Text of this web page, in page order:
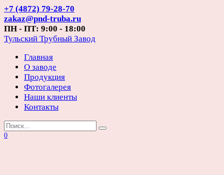
Перейти
к
содержанию
+7 (4872) 79-28-70
zakaz@pnd-truba.ru
ПН - ПТ: 9:00 - 18:00
Тульский Трубный Завод
Главная
О заводе
Продукция
Фотогалерея
Наши клиенты
Контакты
Search
for:
0